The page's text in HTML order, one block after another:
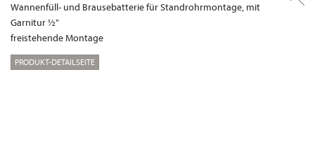
Wannenfüll- und Brausebatterie für Standrohrmontage, mit
Garnitur ½"
freistehende Montage
PRODUKT-DETAILSEITE